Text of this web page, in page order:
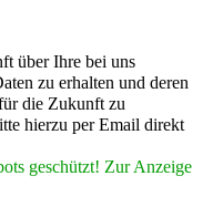
über Ihre bei uns
zu erhalten und deren
die Zukunft zu
hierzu per Email direkt
geschützt! Zur Anzeige